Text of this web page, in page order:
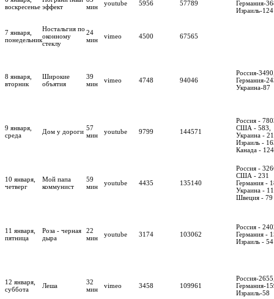
воскресенье эффект
мин
youtube 5956 57789
Германия-
Израиль-124
7 января,
понедельник
Ностальгия по
оконному
стеклу
24
мин
vimeo 4500 67565
8 января,
вторник
Широкие
объятия
39
мин
vimeo 4748 94046
Россия-
Германия-
Украина-87
9 января,
среда
Дом у дороги 57
мин
youtube 9799 144571
Россия -
США - 583,
Украина -
Израиль -
Канада - 124
10 января,
четверг
Мой папа
коммунист
59
мин
youtube 4435 135140
Россия -
США - 231
Германия -
Украина -
Швеция - 79
11 января,
пятница
Роза - черная
дыра
22
мин
youtube 3174 103062
Россия -
Германия -
Израиль - 54
12 января,
суббота
Леша
32
мин
vimeo 3458 109961
Россия-
Германия-
Израиль-58